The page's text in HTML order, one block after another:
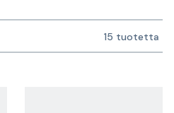
15 tuotetta